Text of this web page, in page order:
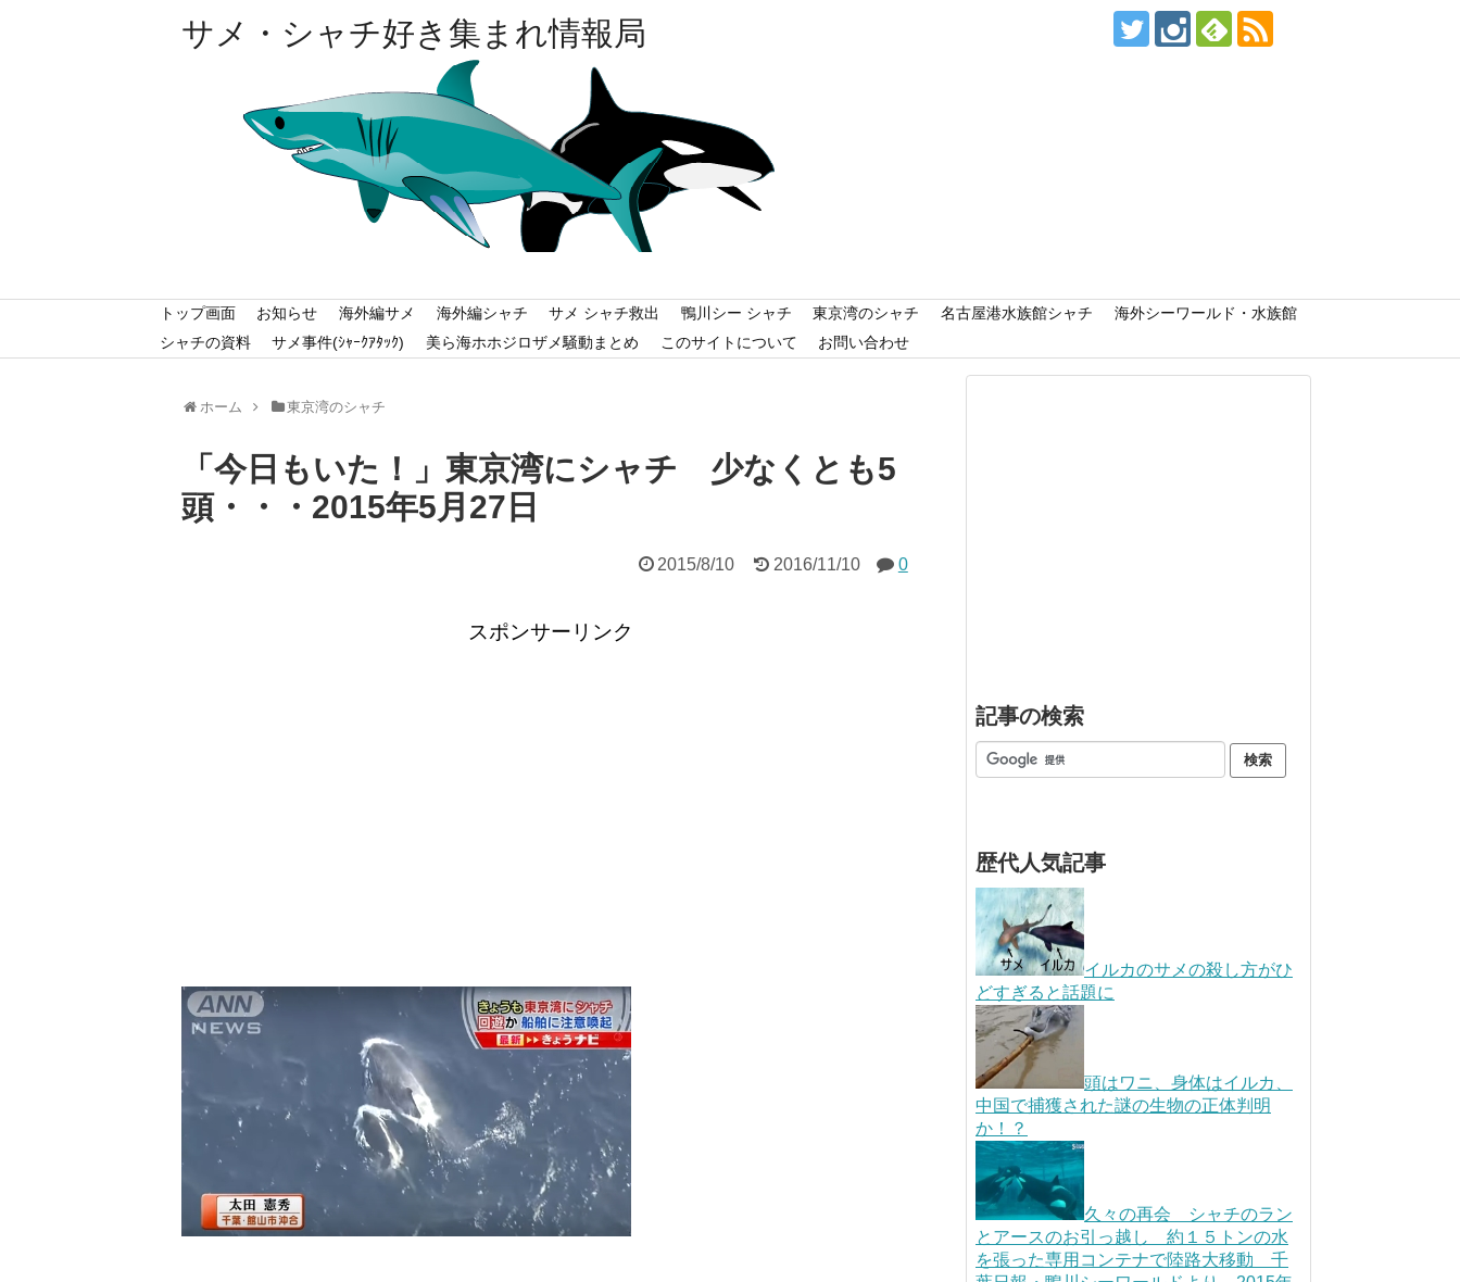
サメ・シャチ好き集まれ情報局
トップ画面 お知らせ 海外編サメ 海外編シャチ サメ シャチ救出 鴨川シー シャチ 東京湾のシャチ 名古屋港水族館シャチ
海外シーワールド・水族館
シャチの資料
サメ事件(ｼｬｰｸｱﾀｯｸ) 美ら海ホホジロザメ騒動まとめ このサイトについて お問い合わせ
ホーム 東京湾のシャチ
「今日もいた！」東京湾にシャチ 少なくとも5
頭・・・2015年5月27日
2015/8/10 2016/11/10 0
スポンサーリンク
記事の検索
歴代人気記事
イルカのサメの殺し方がひ
どすぎると話題に
頭はワニ、身体はイルカ、
中国で捕獲された謎の生物の正体判明
か！？
久々の再会 シャチのラン
とアースのお引っ越し 約１５トンの水
を張った専用コンテナで陸路大移動 千